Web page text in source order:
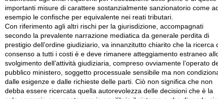
importanti misure di carattere sostanzialmente sanzionatorio come
esempio le confische per equivalente nei reati tributari.
Con riferimento agli altri rischi per la giurisdizione, accompagnati
secondo la prevalente narrazione mediatica da generale perdita di
prestigio dell’ordine giudiziario, va innanzitutto chiarito che la ricerca
consenso a tutti i costi è e deve rimanere atteggiamento estraneo
svolgimento dell’attività giudiziaria, compreso ovviamente l’operato
pubblico ministero, soggetto processuale sensibile ma non
dalle esigenze e dalle richieste delle parti. Ciò non significa che non
debba essere ricercata quella autorevolezza delle decisioni che è la